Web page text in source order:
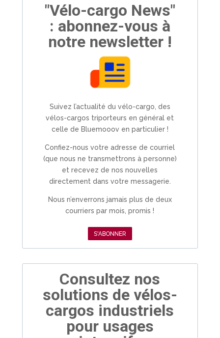
"Vélo-cargo News"
: abonnez-vous à
notre newsletter !
Suivez l’actualité du vélo-cargo, des
vélos-cargos triporteurs en général et
celle de Bluemooov en particulier !
Confiez-nous votre adresse de courriel
(que nous ne transmettrons à personne)
et recevez de nos nouvelles
directement dans votre messagerie.
Nous n’enverrons jamais plus de deux
courriers par mois, promis !
S'ABONNER
Consultez nos
solutions de vélos-
cargos industriels
pour usages